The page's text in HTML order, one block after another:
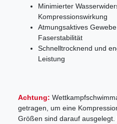
Minimierter
Kompressionswirkung
Atmungsaktives
Faserstabilität
Schnelltrocknend und
Leistung
Achtung:
getragen, um eine
Größen sind darauf